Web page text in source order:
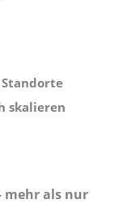
skalieren
mehr als nur